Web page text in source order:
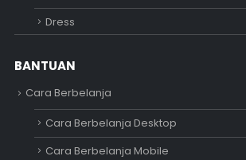
Dress
BANTUAN
Cara Berbelanja
Cara Berbelanja Desktop
Cara Berbelanja Mobile